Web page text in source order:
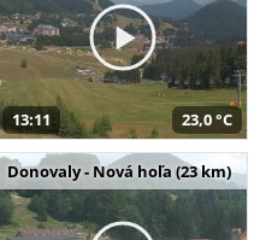
13:11 23,0 °C
Donovaly - Nová hoľa (23 km)